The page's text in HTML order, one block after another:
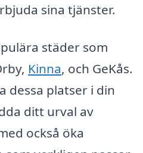
sina tjänster.
städer som
Kinna, och GeKås.
dessa platser i din
ditt urval av
också öka